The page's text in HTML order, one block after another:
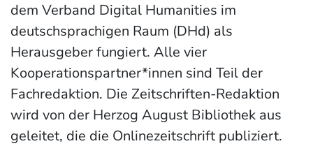
dem Verband Digital Humanities im
deutschsprachigen Raum (DHd) als
Herausgeber fungiert. Alle vier
Kooperationspartner*innen sind Teil der
Fachredaktion. Die Zeitschriften-Redaktion
wird von der Herzog August Bibliothek aus
geleitet, die die Onlinezeitschrift publiziert.